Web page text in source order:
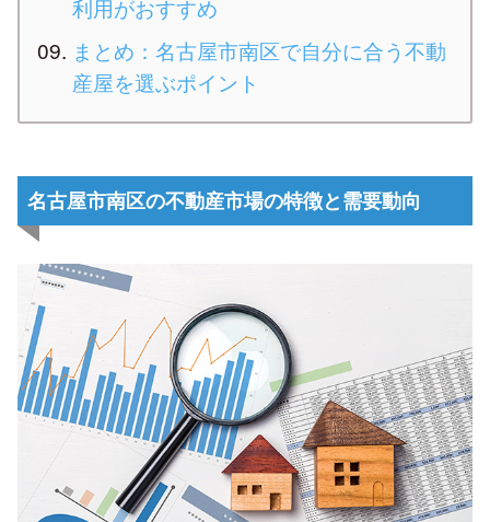
利用がおすすめ
まとめ：名古屋市南区で自分に合う不動
産屋を選ぶポイント
名古屋市南区の不動産市場の特徴と需要動向